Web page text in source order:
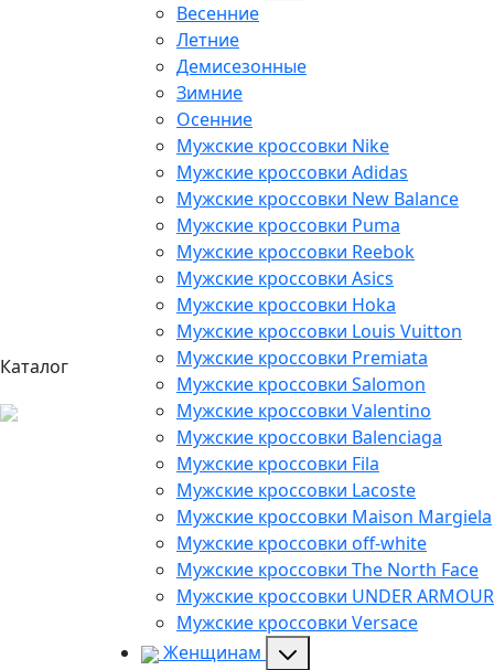
Каталог
Весенние
Летние
Демисезонные
Зимние
Осенние
Мужские кроссовки Nike
Мужские кроссовки Adidas
Мужские кроссовки New Balance
Мужские кроссовки Puma
Мужские кроссовки Reebok
Мужские кроссовки Asics
Мужские кроссовки Hoka
Мужские кроссовки Louis Vuitton
Мужские кроссовки Premiata
Мужские кроссовки Salomon
Мужские кроссовки Valentino
Мужские кроссовки Balenciaga
Мужские кроссовки Fila
Мужские кроссовки Lacoste
Мужские кроссовки Maison Margiela
Мужские кроссовки off-white
Мужские кроссовки The North Face
Мужские кроссовки UNDER ARMOUR
Мужские кроссовки Versace
Женщинам